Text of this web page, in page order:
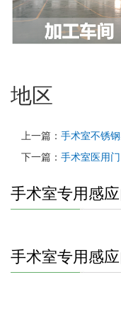
地区
上一篇： 手术室不锈
下一篇： 手术室医用门
手术室专用感
手术室专用感